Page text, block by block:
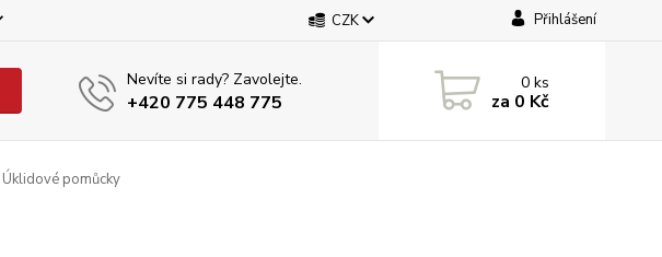
CZK Přihlášení
Nevíte si rady? Zavolejte.
+420 775 448 775
0ks
za 0 Kč
Úklidové pomůcky